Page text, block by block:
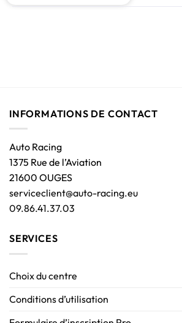
INFORMATIONS DE CONTACT
Auto Racing
1375 Rue de l’Aviation
21600 OUGES
serviceclient@auto-racing.eu
09.86.41.37.03
SERVICES
Choix du centre
Conditions d’utilisation